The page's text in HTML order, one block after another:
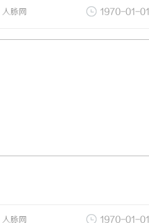
人脉网 1970-01-01
人脉网 1970-01-01